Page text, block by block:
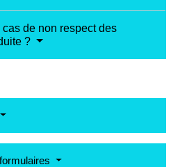
de non respect des
?